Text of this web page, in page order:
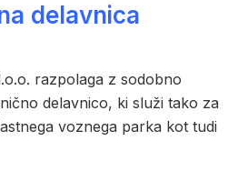
delavnica
razpolaga z sodobno
delavnico, ki služi tako za
voznega parka kot tudi